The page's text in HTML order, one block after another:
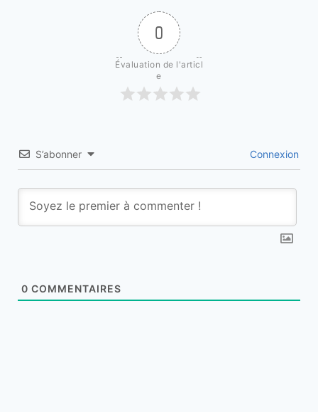
0
Évaluation de l'articl
e
S’abonner Connexion
0 COMMENTAIRES